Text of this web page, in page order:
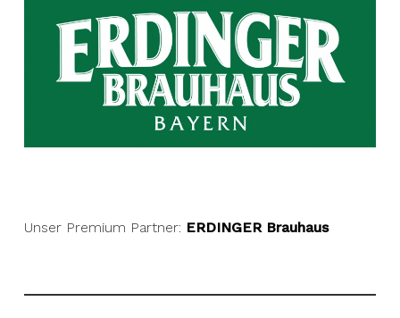
Unser Premium Partner: ERDINGER Brauhaus